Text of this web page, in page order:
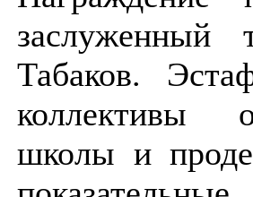
заслуженный
Табаков.
коллективы
школы и